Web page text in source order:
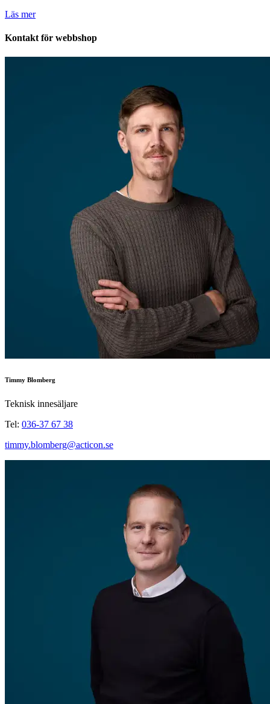
Läs mer
Kontakt för webbshop
Timmy Blomberg
Teknisk innesäljare
Tel: 036-37 67 38
timmy.blomberg@acticon.se